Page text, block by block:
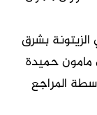
بشرق
مامون حميدة
المراجع